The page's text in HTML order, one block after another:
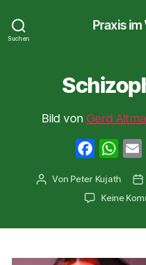
Suchen
Praxis im
Bild von Gerd
F
c
e
b
W
at
s
A
Beitragsautor
Von Peter Kujath
Keine